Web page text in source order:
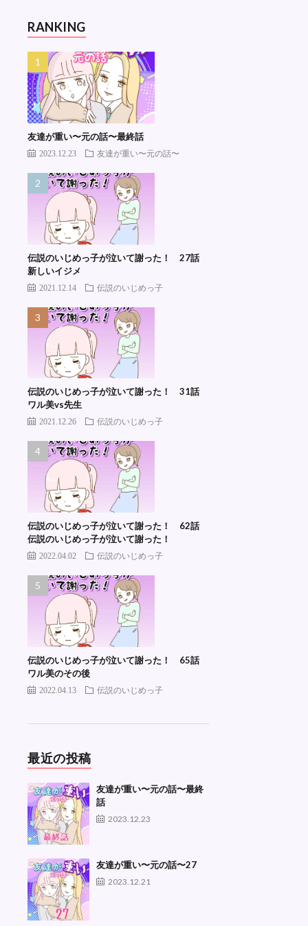
RANKING
友達が重い〜元の話〜最終話
2023.12.23 友達が重い〜元の話〜
伝説のいじめっ子が泣いて謝った！ 27話
新しいイジメ
2021.12.14 伝説のいじめっ子
伝説のいじめっ子が泣いて謝った！ 31話
ワル美vs先生
2021.12.26 伝説のいじめっ子
伝説のいじめっ子が泣いて謝った！ 62話
伝説のいじめっ子が泣いて謝った！
2022.04.02 伝説のいじめっ子
伝説のいじめっ子が泣いて謝った！ 65話
ワル美のその後
2022.04.13 伝説のいじめっ子
最近の投稿
友達が重い〜元の話〜最終
話
2023.12.23
友達が重い〜元の話〜27
2023.12.21